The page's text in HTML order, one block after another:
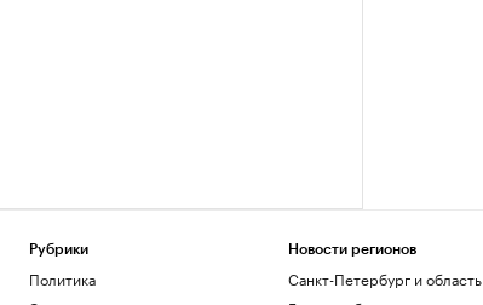
Рубрики
Политика
Новости регионов
Санкт-Петербург и область